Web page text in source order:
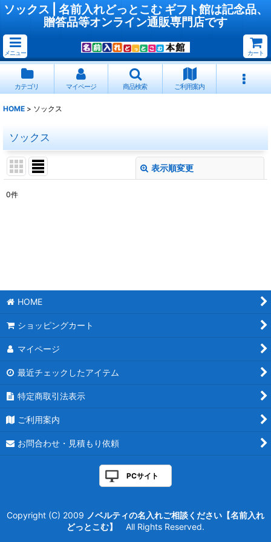
ソックス | 名前入れどっとこむ ギフト館は記念品、
贈答品等オンライン通販専門店です
メニュー カート
カテゴリ マイページ 商品検索 ご利用案内
HOME > ソックス
ソックス
表示順変更
0件
HOME
ショッピングカート
マイページ
最近チェックしたアイテム
特定商取引法表示
ご利用案内
お問合わせ・見積もり依頼
PCサイト
Copyright (C) 2009 ノベルティの名入れご相談ください【名前入れ
どっとこむ】
All Rights Reserved.